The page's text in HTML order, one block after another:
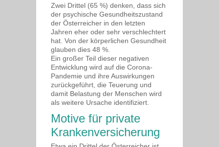
Zwei Drittel (65 %) denken, dass sich
der psychische Gesundheitszustand
der Österreicher in den letzten
Jahren eher oder sehr verschlechtert
hat. Von der körperlichen Gesundheit
glauben dies 48 %.
Ein großer Teil dieser negativen
Entwicklung wird auf die Corona-
Pandemie und ihre Auswirkungen
zurückgeführt, die Teuerung und
damit Belastung der Menschen wird
als weitere Ursache identifiziert.
Motive für private
Krankenversicherung